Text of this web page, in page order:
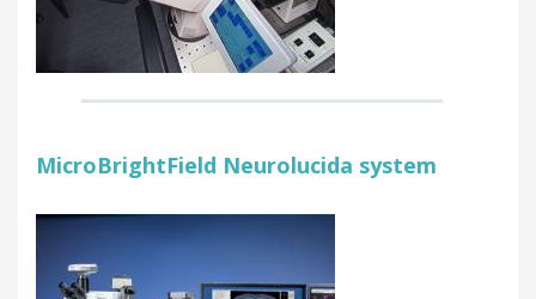
MicroBrightField Neurolucida system